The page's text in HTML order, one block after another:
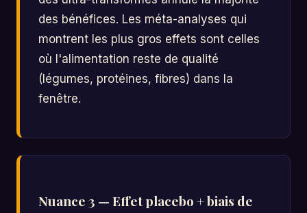
des bénéfices. Les méta-analyses qui
montrent les plus gros effets sont celles
où l'alimentation reste de qualité
(légumes, protéines, fibres) dans la
fenêtre.
Nuance 3 — Effet placebo + biais de